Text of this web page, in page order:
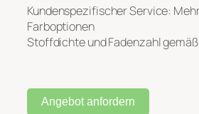
Kundenspezifischer Service:
Farboptionen
Stoffdichte und Fadenzahl
Angebot anfordern